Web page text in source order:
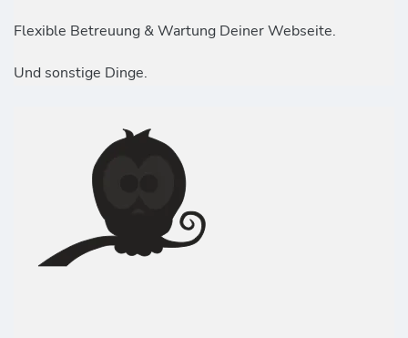
Flexible Betreuung & Wartung Deiner Webseite.
Und sonstige Dinge.